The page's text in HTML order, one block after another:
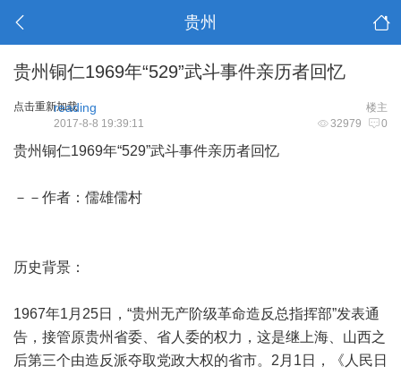
贵州
贵州铜仁1969年“529”武斗事件亲历者回忆
点击重新加载 楼主
reading
32979 0
2017-8-8 19:39:11
贵州铜仁1969年“529”武斗事件亲历者回忆
－－作者：儒雄儒村
历史背景：
1967年1月25日，“贵州无产阶级革命造反总指挥部”发表通
告，接管原贵州省委、省人委的权力，这是继上海、山西之
后第三个由造反派夺取党政大权的省市。2月1日，《人民日